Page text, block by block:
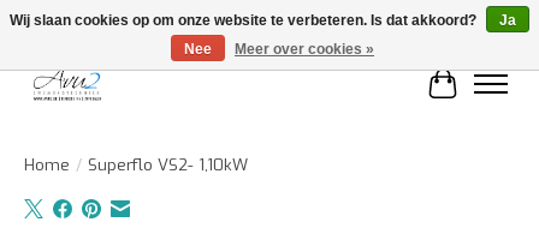
Home / Superflo VS2- 1,10kW
Wij slaan cookies op om onze website te verbeteren. Is dat akkoord?
Ja
Nee
Meer over cookies »